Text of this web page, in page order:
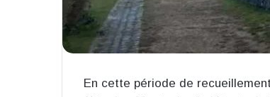
En cette période de